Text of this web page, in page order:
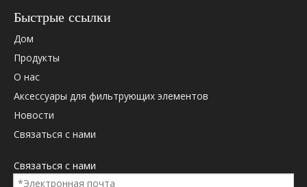
OEM Cross ссылка:
В основном используется для сталелитейной мельницы,
электростанции, минной/ресурсной депо, бумажной
фабрики и бумаги, производящей корпоративную
используется в нефтяной, металлургии, химической
промышленности, железной дороге, нефтяном поле,
Быстрые ссылки
Дом
Продукты
О нас
Аксессуары для фильтрующих элементов
Новости
Связаться с нами
Связаться с нами